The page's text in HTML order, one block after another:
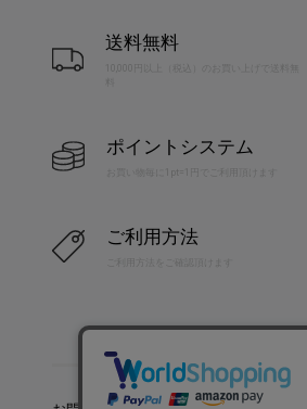
送料無料
10,000円以上（税込）のお買い上げで送料無
ポイントシステム
お買い物毎に1pt=1円でご利用頂けます
ご利用方法